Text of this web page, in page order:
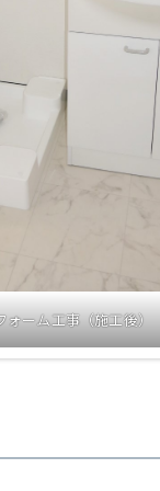
ーム工事（施工後）